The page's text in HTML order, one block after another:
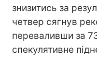
знизитись за
четвер сягнув
переваливши за
спекулятивне